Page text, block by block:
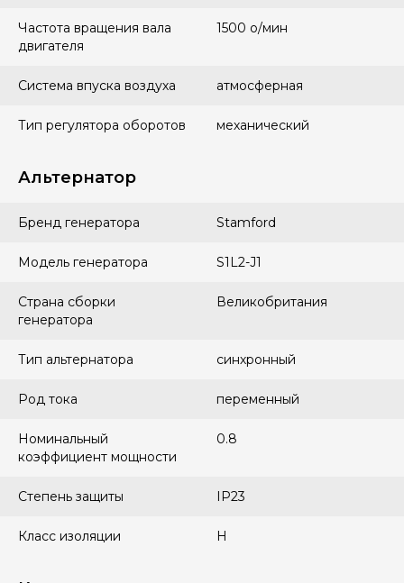
Частота вращения вала
двигателя
1500 о/мин
Система впуска воздуха атмосферная
Тип регулятора оборотов механический
Альтернатор
Бренд генератора Stamford
Модель генератора S1L2-J1
Страна сборки
генератора
Великобритания
Тип альтернатора синхронный
Род тока переменный
Номинальный
коэффициент мощности
0.8
Степень защиты IP23
Класс изоляции H